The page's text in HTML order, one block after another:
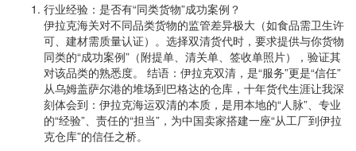
行业经验：是否有“同类货物”成功案例？
伊拉克海关对不同品类货物的监管差异极大（如食品需卫生许
可、建材需质量认证）。选择双清货代时，要求提供与你货物
同类的“成功案例”（附提单、清关单、签收单照片），验证其
对该品类的熟悉度。 结语：伊拉克双清，是“服务”更是“信任”
从乌姆盖萨尔港的堆场到巴格达的仓库，十年货代生涯让我深
刻体会到：伊拉克海运双清的本质，是用本地的“人脉”、专业
的“经验”、责任的“担当”，为中国卖家搭建一座“从工厂到伊拉
克仓库”的信任之桥。